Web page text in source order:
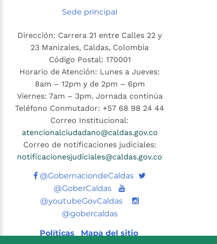
Sede principal
Dirección: Carrera 21 entre Calles 22 y
23 Manizales, Caldas, Colombia
Código Postal: 170001
Horario de Atención: Lunes a Jueves:
8am – 12pm y de 2pm – 6pm
Viernes: 7am – 3pm. Jornada continúa
Teléfono Conmutador: +57 68 98 24 44
Correo Institucional:
atencionalciudadano@caldas.gov.co
Correo de notificaciones judiciales:
notificacionesjudiciales@caldas.gov.co
@GobernaciondeCaldas Twitter
@GoberCaldas
Youtube
@youtubeGovCaldas
@gobercaldas
Políticas Mapa del sitio